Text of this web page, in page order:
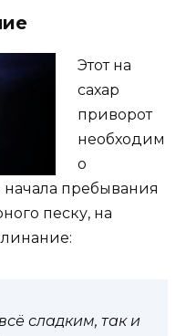
Этот на
сахар
приворот
необходим
о
пребывания
песку, на
сладким, так и